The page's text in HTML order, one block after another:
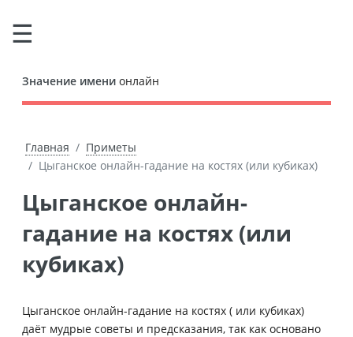
Значение имени онлайн
Главная
Приметы
Цыганское онлайн-гадание на костях (или кубиках)
Цыганское онлайн-
гадание на костях (или
кубиках)
Цыганское онлайн-гадание на костях ( или кубиках)
даёт мудрые советы и предсказания, так как основано